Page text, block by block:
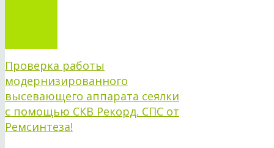
Проверка работы
модернизированного
высевающего аппарата сеялки
с помощью СКВ Рекорд. СПС от
Ремсинтеза!